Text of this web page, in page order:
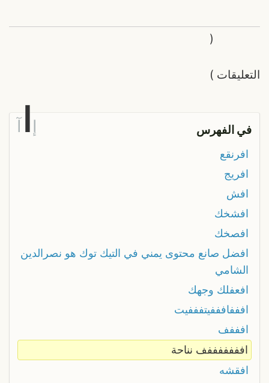
التعليقات
(
)
في الفهرس إ آ
افرنقع
افريج
افش
افشخك
افصخك
افضل صانع محتوى يمني في التيك توك هو نصرالدين
الشامي
افعفلك وجهك
افففافففيتفففيت
افففف
افففففففف نناحة
افقشه